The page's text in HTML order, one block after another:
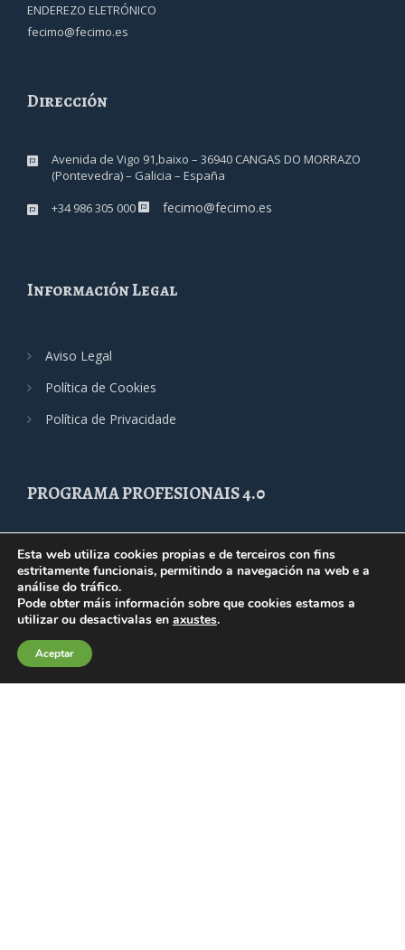
ENDEREZO ELETRÓNICO
fecimo@fecimo.es
Dirección
Avenida de Vigo 91,baixo – 36940 CANGAS DO MORRAZO
(Pontevedra) – Galicia – España
+34 986 305 000
fecimo@fecimo.es
Información Legal
Aviso Legal
Política de Cookies
Política de Privacidade
PROGRAMA PROFESIONAIS 4.0
Esta web utiliza cookies propias e de terceiros con fins
estritamente funcionais, permitindo a navegación na web e a
análise do tráfico.
Pode obter máis información sobre que cookies estamos a
utilizar ou desactivalas en axustes.
Aceptar